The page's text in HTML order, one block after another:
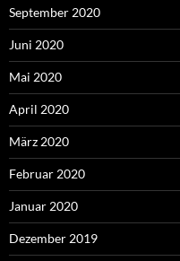
September 2020
Juni 2020
Mai 2020
April 2020
März 2020
Februar 2020
Januar 2020
Dezember 2019